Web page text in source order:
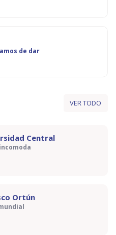
de dar
VER TODO
Central
Ortún